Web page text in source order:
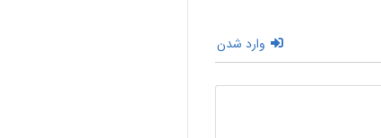
وارد شدن